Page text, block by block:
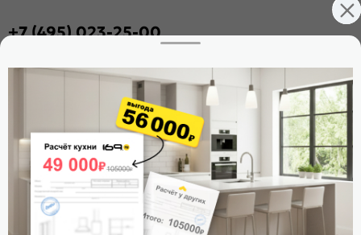
+7 (495) 023-25-00
Стать дилером
Расскажите о нас
Поделиться
Оцените магазин
ИКС 1180